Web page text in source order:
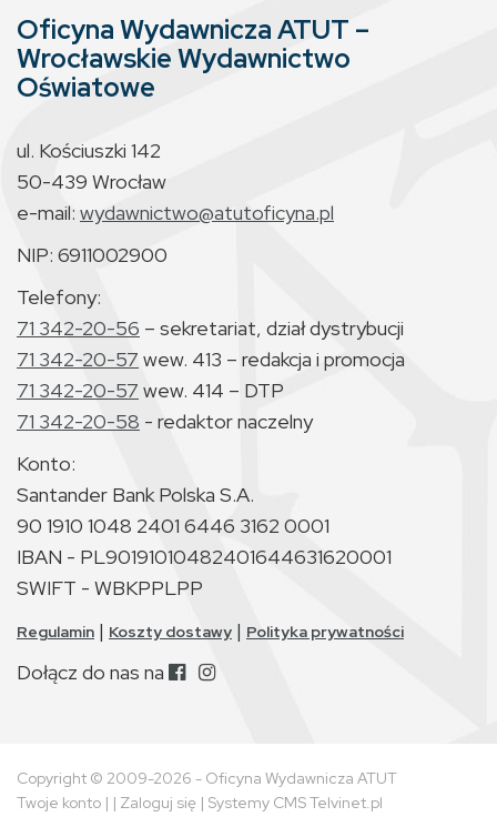
Oficyna Wydawnicza ATUT –
Wrocławskie Wydawnictwo
Oświatowe
ul. Kościuszki 142
50-439 Wrocław
e-mail: wydawnictwo@atutoficyna.pl
NIP: 6911002900
Telefony:
71 342-20-56 – sekretariat, dział dystrybucji
71 342-20-57 wew. 413 – redakcja i promocja
71 342-20-57 wew. 414 – DTP
71 342-20-58 - redaktor naczelny
Konto:
Santander Bank Polska S.A.
90 1910 1048 2401 6446 3162 0001
IBAN - PL90191010482401644631620001
SWIFT - WBKPPLPP
Regulamin | Koszty dostawy | Polityka prywatności
Dołącz do nas na
Copyright © 2009-2026 - Oficyna Wydawnicza ATUT
Twoje konto | | Zaloguj się | Systemy CMS Telvinet.pl